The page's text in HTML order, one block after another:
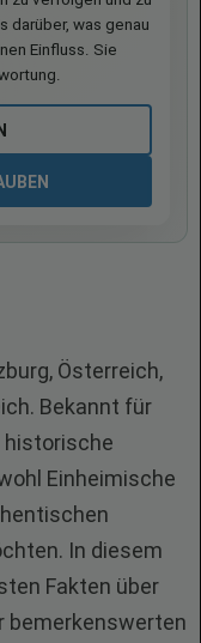
darüber, was genau
Einfluss. Sie
Österreich,
Bekannt für
historische
Einheimische
In diesem
Fakten über
bemerkenswerten